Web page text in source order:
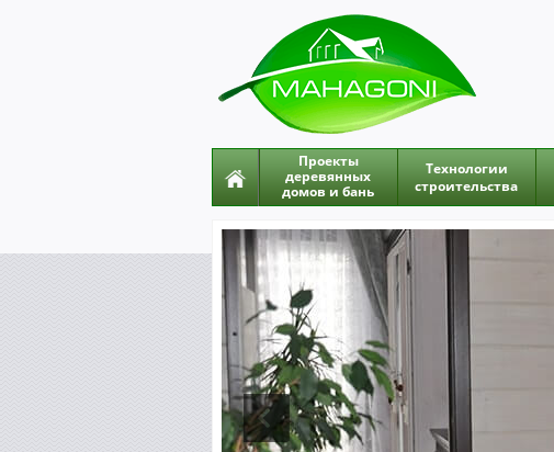
Прoeкты
деревянных
домов и бань
Технологии
строительства